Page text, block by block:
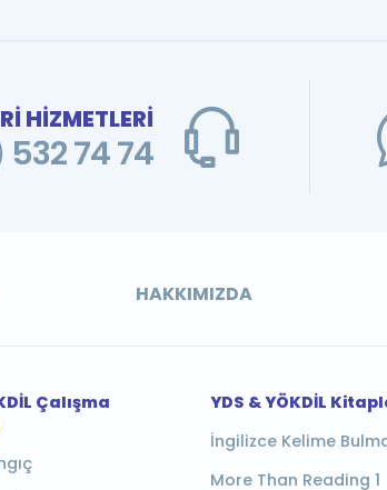
HİZMETLERİ
74 74
HAKKIMIZDA
Çalışma
YDS & YÖKDİL
İngilizce Kelime
More Than Reading 1